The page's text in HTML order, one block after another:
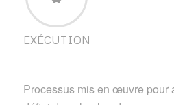
EXÉCUTION
Processus mis en œuvre pour